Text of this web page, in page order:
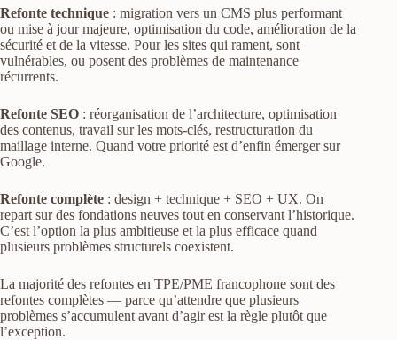
Refonte technique : migration vers un CMS plus performant
ou mise à jour majeure, optimisation du code, amélioration de la
sécurité et de la vitesse. Pour les sites qui rament, sont
vulnérables, ou posent des problèmes de maintenance
récurrents.
Refonte SEO : réorganisation de l’architecture, optimisation
des contenus, travail sur les mots-clés, restructuration du
maillage interne. Quand votre priorité est d’enfin émerger sur
Google.
Refonte complète : design + technique + SEO + UX. On
repart sur des fondations neuves tout en conservant l’historique.
C’est l’option la plus ambitieuse et la plus efficace quand
plusieurs problèmes structurels coexistent.
La majorité des refontes en TPE/PME francophone sont des
refontes complètes — parce qu’attendre que plusieurs
problèmes s’accumulent avant d’agir est la règle plutôt que
l’exception.